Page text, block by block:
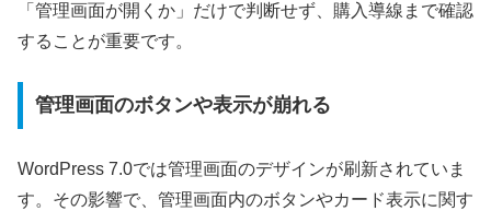
「管理画面が開くか」だけで判断せず、購入導線まで確認
することが重要です。
管理画面のボタンや表示が崩れる
WordPress 7.0では管理画面のデザインが刷新されていま
す。その影響で、管理画面内のボタンやカード表示に関す